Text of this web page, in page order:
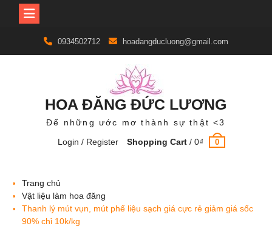
content
0934502712 hoadangducluong@gmail.com
HOA ĐĂNG ĐỨC LƯƠNG
Để những ước mơ thành sự thật <3
Login / Register
Shopping Cart /0₫ 0
Trang chủ
Vật liệu làm hoa đăng
Thanh lý mút vụn, mút phế liệu sạch giá cực rẻ giảm giá sốc
90% chỉ 10k/kg